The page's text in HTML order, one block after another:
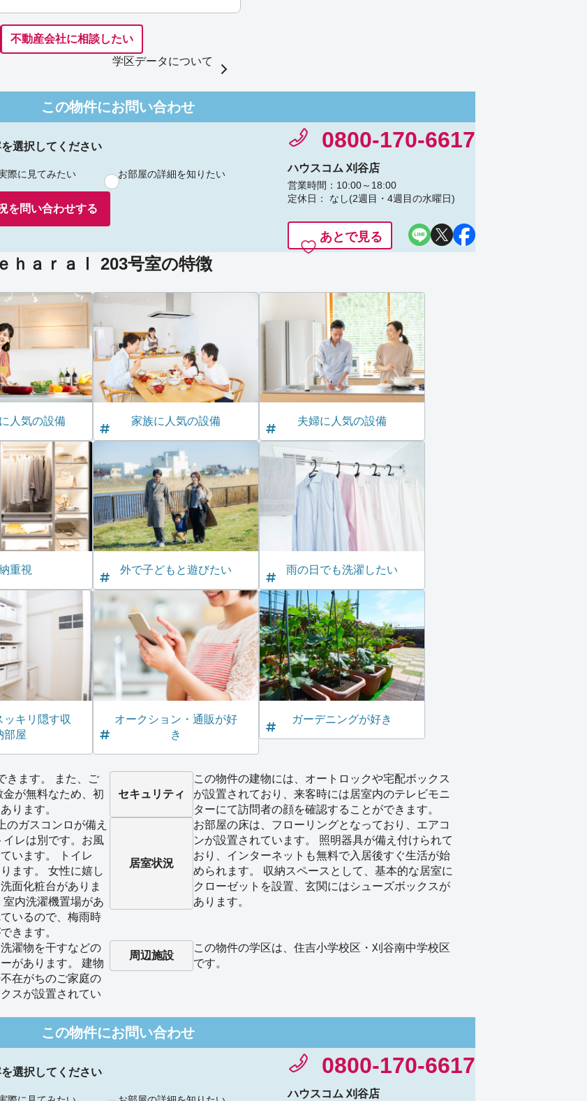
不動産会社に相談したい
学区データについて
この物件にお問い合わせ
選択してください
際に見てみたい お部屋の詳細を知りたい
を問い合わせする
0800-170-6617
ハウスコム 刈谷店
営業時間：10:00～18:00
定休日： なし(2週目・4週目の水曜日)
あとで見る
ｈａｒａⅠ 203号室の特徴
人気の設備 家族に人気の設備 夫婦に人気の設備
重視 外で子どもと遊びたい 雨の日でも洗濯したい
ッキリ隠す収
部屋
オークション・通販が好
き
ガーデニングが好き
きます。 また、ご
が無料なため、初
ります。
セキュリティ
この物件の建物には、オートロックや宅配ボックス
が設置されており、来客時には居室内のテレビモニ
ターにて訪問者の顔を確認することができます。
のガスコンロが備え
レは別です。お風
います。 トイレ
ます。 女性に嬉し
面化粧台がありま
内洗濯機置場があ
いるので、梅雨時
きます。
居室状況
お部屋の床は、フローリングとなっており、エアコ
ンが設置されています。 照明器具が備え付けられて
おり、インターネットも無料で入居後すぐ生活が始
められます。 収納スペースとして、基本的な居室に
クローゼットを設置、玄関にはシューズボックスが
あります。
濯物を干すなどの
があります。 建物
在がちのご家庭の
スが設置されてい
周辺施設
この物件の学区は、住吉小学校区・刈谷南中学校区
です。
この物件にお問い合わせ
選択してください 0800-170-6617
ハウスコム 刈谷店